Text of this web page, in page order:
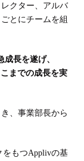
クター、アルバ
とにチームを組
長を遂げ、
までの成長を実
、事業部長から
をもつApplivの基